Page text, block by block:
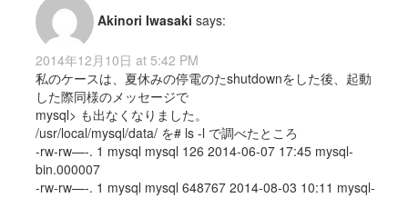
Akinori Iwasaki says:
2014年12月10日 at 5:42 PM
私のケースは、夏休みの停電のたshutdownをした後、起動
した際同様のメッセージで
mysql> も出なくなりました。
/usr/local/mysql/data/ を# ls -l で調べたところ
-rw-rw—-. 1 mysql mysql 126 2014-06-07 17:45 mysql-
bin.000007
-rw-rw—-. 1 mysql mysql 648767 2014-08-03 10:11 mysql-